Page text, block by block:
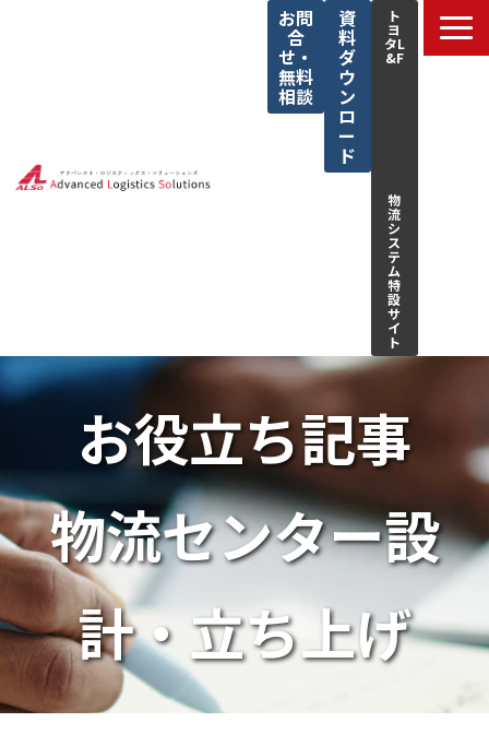
お問
合
せ・
無料
相談
資
料
ダ
ウ
ン
ロ
ー
ド
ト
ヨ
タL
&F
物
流
シ
ス
テ
ム
特
設
サ
イ
ト
サービス一覧
私たちの強み
解決できる課題
取り組み事例
お役立ち情報
よくあるご質問
お役立ち記事
物流センター設
計・立ち上げ